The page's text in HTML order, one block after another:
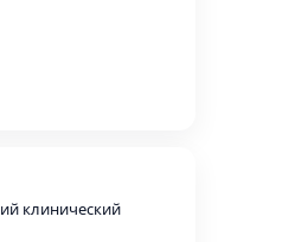
клинический